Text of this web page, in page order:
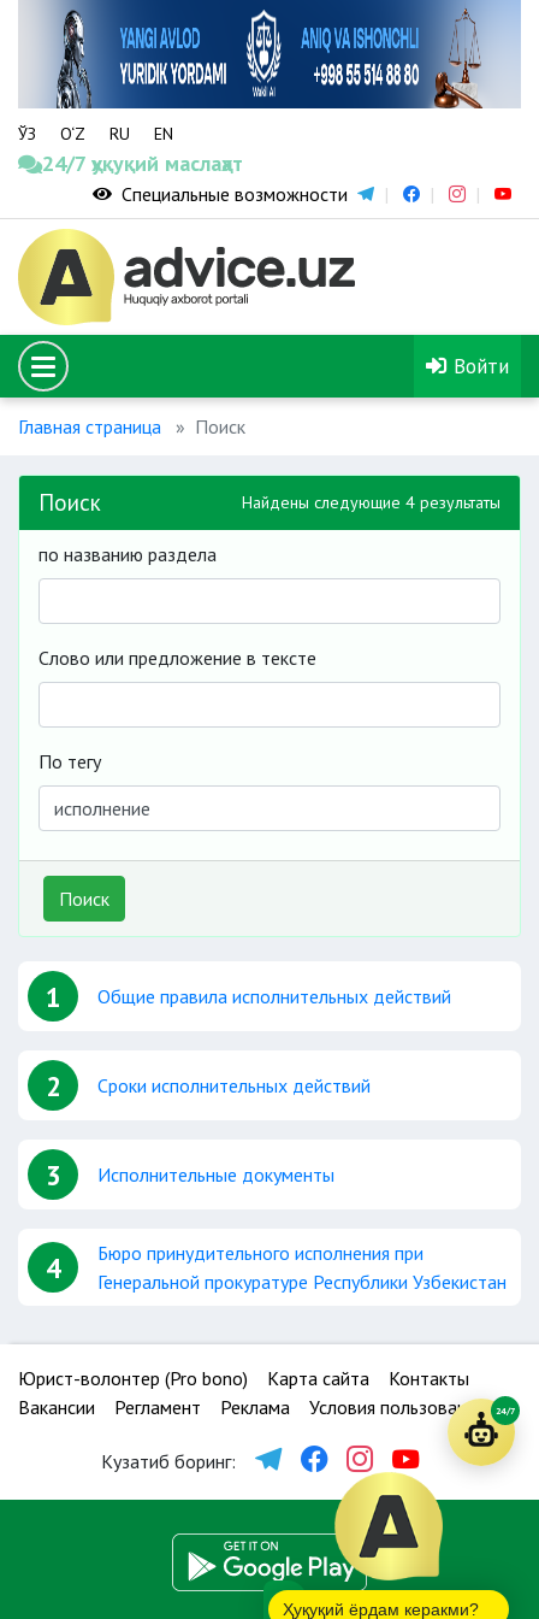
ЎЗ O‘Z RU EN
24/7 ҳуқуқий маслаҳат
Специальные возможности
Войти
Главная страница Поиск
Поиск Найдены следующие 4 результаты
по названию раздела
Слово или предложение в тексте
По тегу
Поиск
1 Общие правила исполнительных действий
2 Сроки исполнительных действий
3 Исполнительные документы
4
Бюро принудительного исполнения при
Генеральной прокуратуре Республики Узбекистан
Юрист-волонтер (Pro bono) Карта сайта
Контакты
Вакансии
Регламент Реклама Условия пользования
Кузатиб боринг:
Ҳуқуқий ёрдам керакми?
24/7